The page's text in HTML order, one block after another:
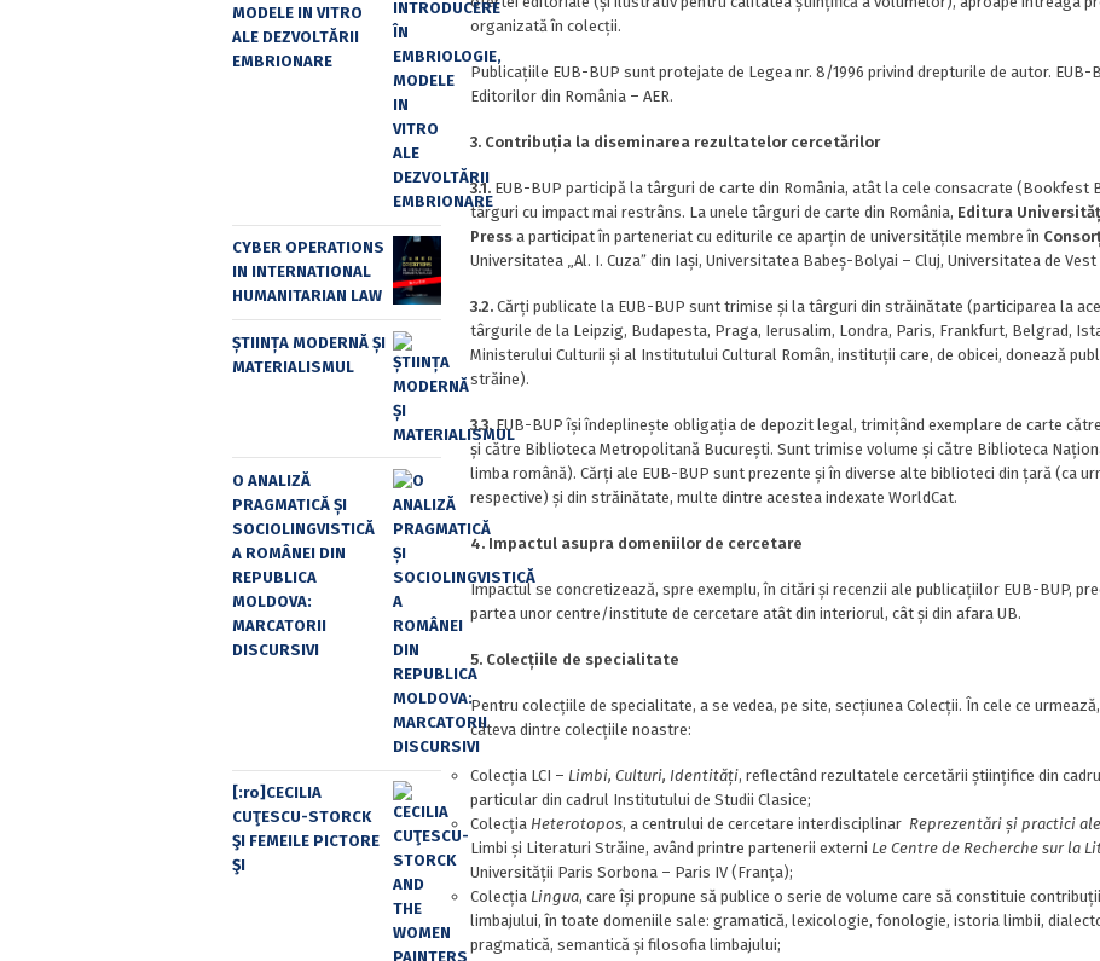
organizată în colecții.
Publicațiile EUB-BUP sunt protejate de Legea nr. 8/1996 privind drepturile de autor.
Editorilor din România – AER.
3. Contribuția la diseminarea rezultatelor cercetărilor
3.1.EUB-BUP participă la târguri de carte din România, atât la cele consacrate (Bookfest
târguri cu impact mai restrâns. La unele târguri de carte din România, Editura
Pressa participat în parteneriat cu editurile ce aparțin de universitățile membre în
Universitatea „Al. I. Cuzaˮ din Iași, Universitatea Babeș-Bolyai – Cluj, Universitatea de
3.2.Cărți publicate la EUB-BUP sunt trimise și la târguri din străinătate (participarea la
târgurile de la Leipzig, Budapesta, Praga, Ierusalim, Londra, Paris, Frankfurt, Belgrad,
Ministerului Culturii și al Institutului Cultural Român, instituții care, de obicei, donează
străine).
3.3.EUB-BUP își îndeplinește obligația de depozit legal, trimițând exemplare de carte
și către Biblioteca Metropolitană București. Sunt trimise volume și către Biblioteca
limba română). Cărți ale EUB-BUP sunt prezente și în diverse alte biblioteci din țară (ca
respective) și din străinătate, multe dintre acestea indexate WorldCat.
4. Impactul asupra domeniilor de cercetare
Impactul se concretizează, spre exemplu, în citări și recenzii ale publicațiilor EUB-BUP,
partea unor centre/institute de cercetare atât din interiorul, cât și din afara UB.
5. Colecțiile de specialitate
Pentru colecțiile de specialitate, a se vedea, pe site, secțiunea Colecții. În cele ce
câteva dintre colecțiile noastre:
Colecția LCI – Limbi, Culturi, Identități, reflectând rezultatele cercetării științifice din
particular din cadrul Institutului de Studii Clasice;
Colecția Heterotopos, a centrului de cercetare interdisciplinar Reprezentări și practici
Limbi și Literaturi Străine, având printre partenerii externi Le Centre de Recherche sur la
Universității Paris Sorbona – Paris IV (Franța);
Colecția Lingua, care își propune să publice o serie de volume care să constituie
limbajului, în toate domeniile sale: gramatică, lexicologie, fonologie, istoria limbii,
pragmatică, semantică și filosofia limbajului;
MODELE IN VITRO
ALE DEZVOLTĂRII
EMBRIONARE
CYBER OPERATIONS
IN INTERNATIONAL
HUMANITARIAN LAW
ȘTIINȚA MODERNĂ ȘI
MATERIALISMUL
O ANALIZĂ
PRAGMATICĂ ȘI
SOCIOLINGVISTICĂ
A ROMÂNEI DIN
REPUBLICA
MOLDOVA:
MARCATORII
DISCURSIVI
[:ro]CECILIA
CUŢESCU-STORCK
ŞI FEMEILE PICTORE
ŞI